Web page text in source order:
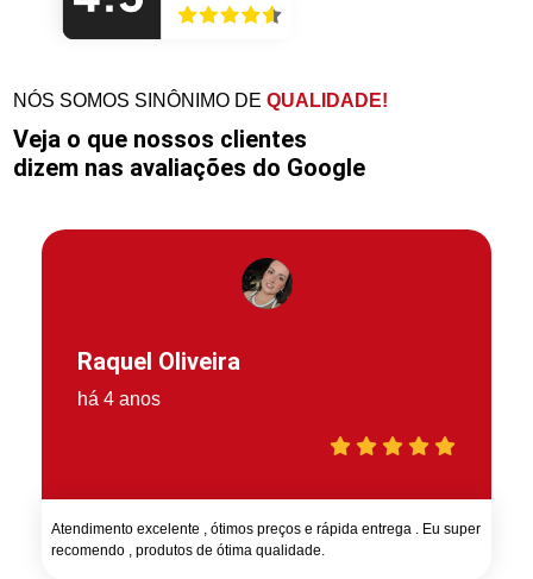
NÓS SOMOS SINÔNIMO DEQUALIDADE!
Veja o que nossos clientes
dizem nas avaliações do Google
Raquel Oliveira
há 4 anos
Atendimento excelente , ótimos preços e rápida entrega . Eu super
recomendo , produtos de ótima qualidade.